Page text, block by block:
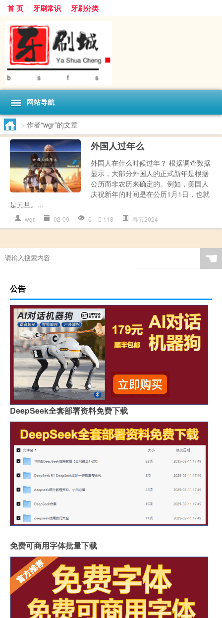
首 页 牙刷常识 牙刷分类
网站导航
> 作者“wgr”的文章
外国人过年么
外国人在什么时候过年？ 根据调查数据
显示，大部分外国人的正式新年是根据
公历而非农历来确定的。例如，美国人
庆祝新年的时间是在公历1月1日，也就
是元旦。...
wgr 02-09 0 118 春节2024
☚
公告
DeepSeek全套部署资料免费下载
免费可商用字体批量下载